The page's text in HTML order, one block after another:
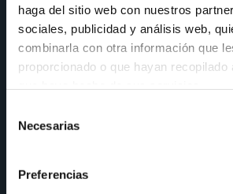
haga del sitio web con nuestros
sociales, publicidad y análisis web,
combinarla con otra información que
proporcionado o que hayan recopilado
Necesarias
Preferencias
alcohólica, estupefacientes,
estimulantes.
7. Introducir, exhibir o elaborar
8. Realizar cánticos,
terrorismo.